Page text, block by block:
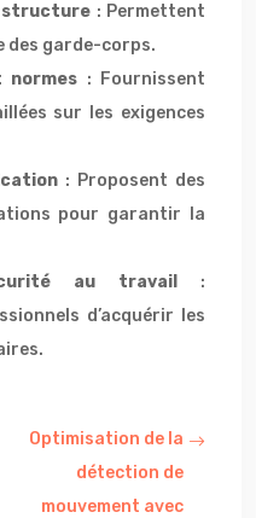
structure : Permettent
des garde-corps.
normes : Fournissent
sur les exigences
: Proposent des
pour garantir la
au travail :
d’acquérir les
Optimisation de la
détection de
mouvement avec